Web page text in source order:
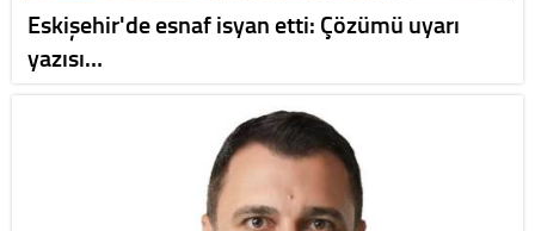
Eskişehir'de esnaf isyan etti: Çözümü uyarı
yazısı…